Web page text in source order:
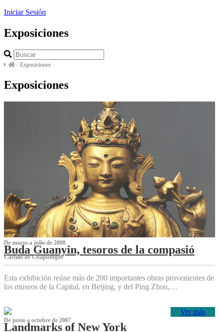
Iniciar Sesión
Exposiciones
/ Exposiciones
Exposiciones
De marzo a julio de 2008
Buda Guanyin, tesoros de la compasió
Castillo de Chapultepec
Esta exhibición reúne más de 200 importantes obras provenientes de
los museos de la Capital, en Beijing, y del Ping Zhou,…
Ver más
De junio a octubre de 2007
Landmarks of New York